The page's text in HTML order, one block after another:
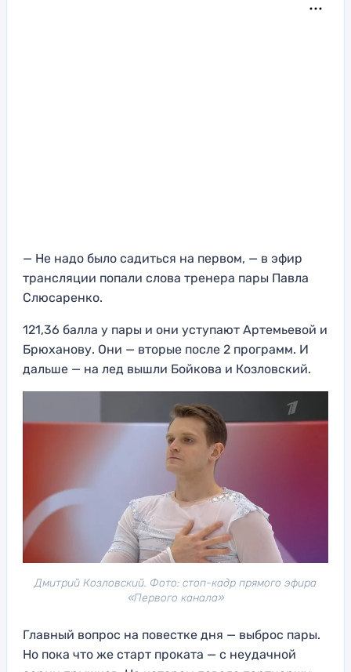
— Не надо было садиться на первом, — в эфир
трансляции попали слова тренера пары Павла
Слюсаренко.
121,36 балла у пары и они уступают Артемьевой и
Брюханову. Они — вторые после 2 программ. И
дальше — на лед вышли Бойкова и Козловский.
Дмитрий Козловский. Фото: стоп-кадр прямого эфира
«Первого канала»
Главный вопрос на повестке дня — выброс пары.
Но пока что же старт проката — с неудачной